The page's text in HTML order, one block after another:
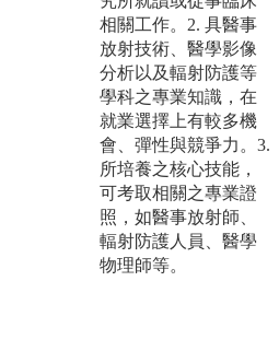
相關工作。2. 具醫事
放射技術、醫學影像
分析以及輻射防護等
學科之專業知識，在
就業選擇上有較多機
會、彈性與競爭力。3.
所培養之核心技能，
可考取相關之專業證
照，如醫事放射師、
輻射防護人員、醫學
物理師等。